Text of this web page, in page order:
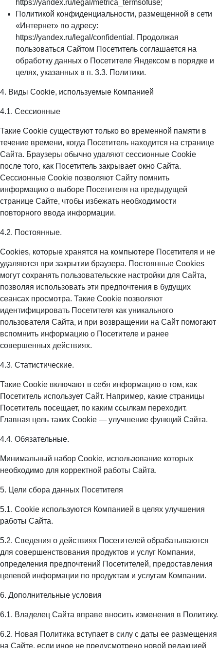
https://yandex.ru/legal/metrica_termsofuse;
Политикой конфиденциальности, размещенной в сети
«Интернет» по адресу:
https://yandex.ru/legal/confidential. Продолжая
пользоваться Сайтом Посетитель соглашается на
обработку данных о Посетителе Яндексом в порядке и
целях, указанных в п. 3.3. Политики.
4. Виды Cookie, используемые Компанией
4.1. Сессионные
Такие Cookie существуют только во временной памяти в
течение времени, когда Посетитель находится на странице
Сайта. Браузеры обычно удаляют сессионные Cookie
после того, как Посетитель закрывает окно Сайта.
Сессионные Cookie позволяют Сайту помнить
информацию о выборе Посетителя на предыдущей
странице Сайте, чтобы избежать необходимости
повторного ввода информации.
4.2. Постоянные.
Сookies, которые хранятся на компьютере Посетителя и не
удаляются при закрытии браузера. Постоянные Сookies
могут сохранять пользовательские настройки для Сайта,
позволяя использовать эти предпочтения в будущих
сеансах просмотра. Такие Cookie позволяют
идентифицировать Посетителя как уникального
пользователя Сайта, и при возвращении на Сайт помогают
вспомнить информацию о Посетителе и ранее
совершенных действиях.
4.3. Статистические.
Такие Cookie включают в себя информацию о том, как
Посетитель использует Сайт. Например, какие страницы
Посетитель посещает, по каким ссылкам переходит.
Главная цель таких Cookie — улучшение функций Сайта.
4.4. Обязательные.
Минимальный набор Cookie, использование которых
необходимо для корректной работы Сайта.
5. Цели сбора данных Посетителя
5.1. Cookie используются Компанией в целях улучшения
работы Сайта.
5.2. Сведения о действиях Посетителей обрабатываются
для совершенствования продуктов и услуг Компании,
определения предпочтений Посетителей, предоставления
целевой информации по продуктам и услугам Компании.
6. Дополнительные условия
6.1. Владелец Сайта вправе вносить изменения в Политику.
6.2. Новая Политика вступает в силу с даты ее размещения
на Сайте, если иное не предусмотрено новой редакцией